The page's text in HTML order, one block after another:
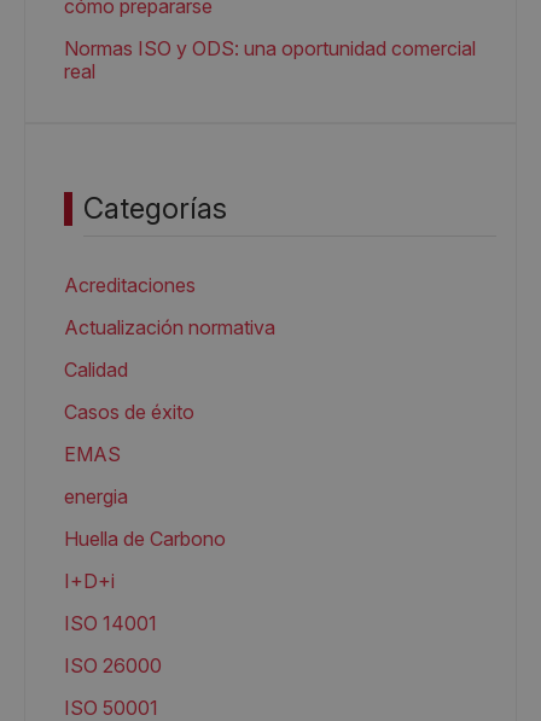
cómo prepararse
Normas ISO y ODS: una oportunidad comercial
real
Categorías
Acreditaciones
Actualización normativa
Calidad
Casos de éxito
EMAS
energia
Huella de Carbono
I+D+i
ISO 14001
ISO 26000
ISO 50001